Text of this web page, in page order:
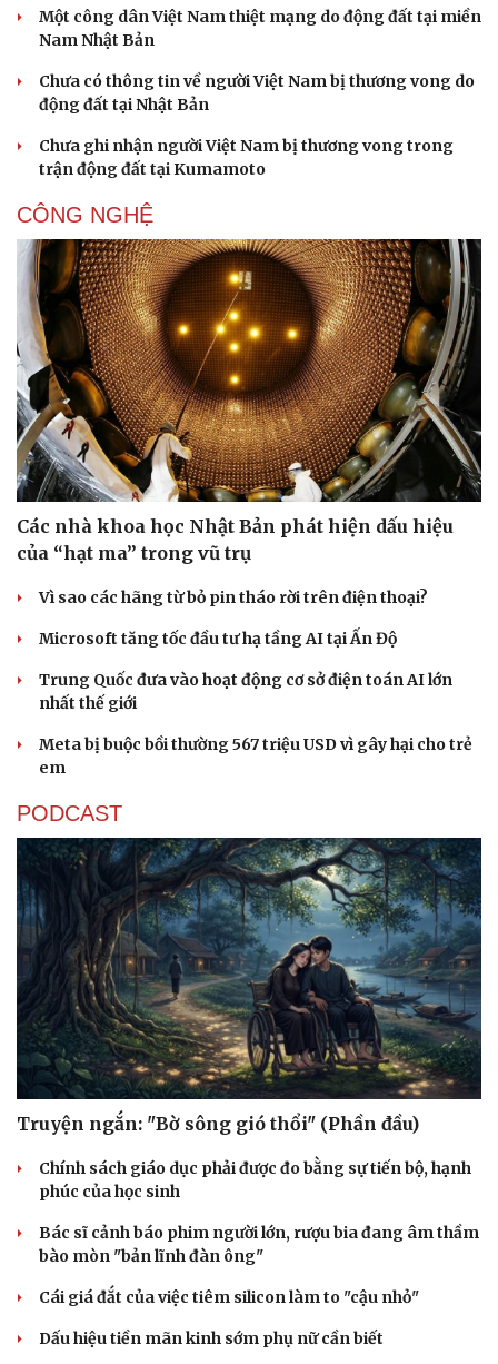
Sức khỏe
Dinh dưỡng - món ngon
Cây thuốc
Sản phụ khoa
Nhi khoa
Nam khoa
Làm đẹp - giảm cân
Phòng mạch online
Ăn sạch sống khỏe
Đời sống
Nhà đẹp
Blog
Tình yêu - Gia đình
Một công dân Việt Nam thiệt mạng do động đất tại miền
Nam Nhật Bản
Chưa có thông tin về người Việt Nam bị thương vong do
động đất tại Nhật Bản
Chưa ghi nhận người Việt Nam bị thương vong trong
trận động đất tại Kumamoto
CÔNG NGHỆ
Các nhà khoa học Nhật Bản phát hiện dấu hiệu
của “hạt ma” trong vũ trụ
Vì sao các hãng từ bỏ pin tháo rời trên điện thoại?
Microsoft tăng tốc đầu tư hạ tầng AI tại Ấn Độ
Trung Quốc đưa vào hoạt động cơ sở điện toán AI lớn
nhất thế giới
Meta bị buộc bồi thường 567 triệu USD vì gây hại cho trẻ
em
PODCAST
Truyện ngắn: "Bờ sông gió thổi" (Phần đầu)
Chính sách giáo dục phải được đo bằng sự tiến bộ, hạnh
phúc của học sinh
Bác sĩ cảnh báo phim người lớn, rượu bia đang âm thầm
bào mòn "bản lĩnh đàn ông"
Cái giá đắt của việc tiêm silicon làm to "cậu nhỏ"
Dấu hiệu tiền mãn kinh sớm phụ nữ cần biết